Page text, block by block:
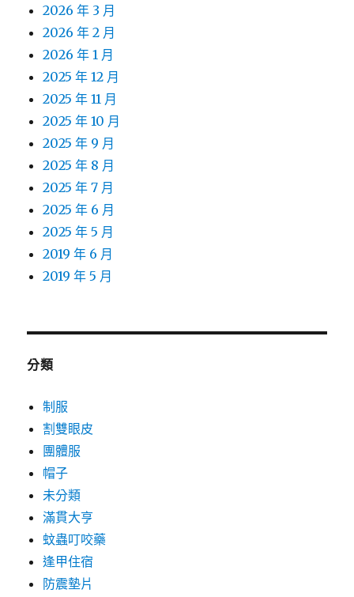
2026 年 3 月
2026 年 2 月
2026 年 1 月
2025 年 12 月
2025 年 11 月
2025 年 10 月
2025 年 9 月
2025 年 8 月
2025 年 7 月
2025 年 6 月
2025 年 5 月
2019 年 6 月
2019 年 5 月
分類
制服
割雙眼皮
團體服
帽子
未分類
滿貫大亨
蚊蟲叮咬藥
逢甲住宿
防震墊片